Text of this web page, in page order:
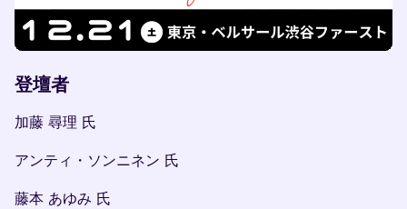
登壇者
加藤 尋理 氏
アンティ・ソンニネン 氏
藤本 あゆみ 氏